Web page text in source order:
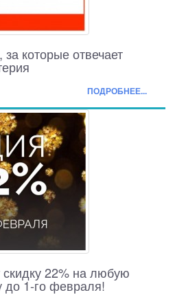
которые отвечает
ПОДРОБНЕЕ...
22% на любую
до 1-го февраля!